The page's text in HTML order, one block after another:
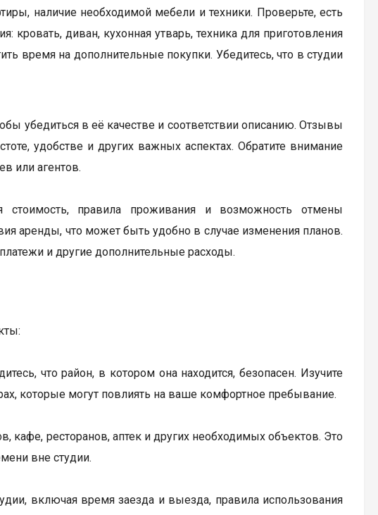
наличие необходимой мебели и техники. Проверьте, есть
диван, кухонная утварь, техника для приготовления
время на дополнительные покупки. Убедитесь, что в студии
убедиться в её качестве и соответствии описанию. Отзывы
удобстве и других важных аспектах. Обратите внимание
или агентов.
стоимость, правила проживания и возможность отмены
аренды, что может быть удобно в случае изменения планов.
и другие дополнительные расходы.
что район, в котором она находится, безопасен. Изучите
которые могут повлиять на ваше комфортное пребывание.
кафе, ресторанов, аптек и других необходимых объектов. Это
вне студии.
включая время заезда и выезда, правила использования